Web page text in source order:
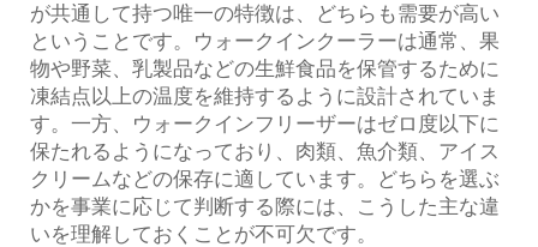
が共通して持つ唯一の特徴は、どちらも需要が高い
ということです。ウォークインクーラーは通常、果
物や野菜、乳製品などの生鮮食品を保管するために
凍結点以上の温度を維持するように設計されていま
す。一方、ウォークインフリーザーはゼロ度以下に
保たれるようになっており、肉類、魚介類、アイス
クリームなどの保存に適しています。どちらを選ぶ
かを事業に応じて判断する際には、こうした主な違
いを理解しておくことが不可欠です。